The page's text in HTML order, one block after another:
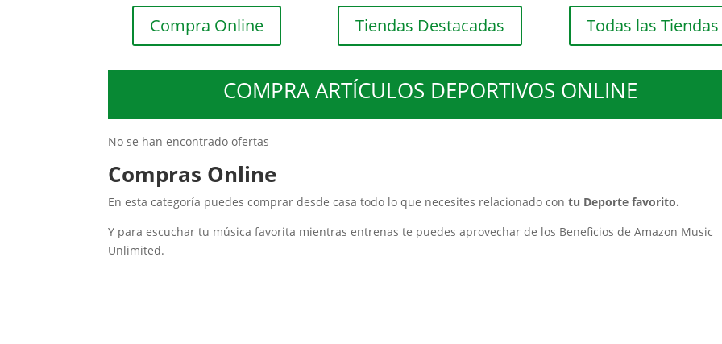
Compra Online Tiendas Destacadas Todas las Tiendas
COMPRA ARTÍCULOS DEPORTIVOS ONLINE
No se han encontrado ofertas
Compras Online
En esta categoría puedes comprar desde casa todo lo que necesites relacionado contu Deporte favorito.
Y para escuchar tu música favorita mientras entrenas te puedes aprovechar de los Beneficios de Amazon Music
Unlimited.